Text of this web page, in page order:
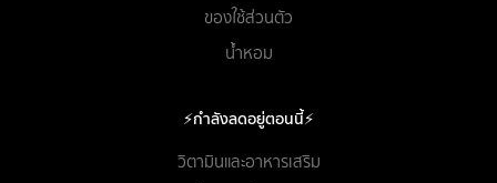
ของใช้ส่วนตัว
น้ำหอม
⚡กำลังลดอยู่ตอนนี้⚡
วิตามินและอาหารเสริม